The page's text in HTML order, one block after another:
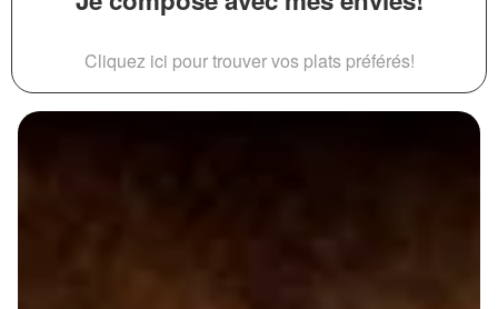
Cliquez ici pour trouver vos plats préférés!